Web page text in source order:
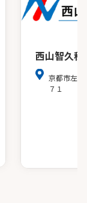
西山智久税
京都市左京
７１